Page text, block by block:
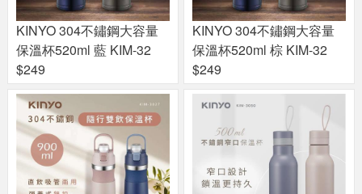
KINYO 304不鏽鋼大容量
保溫杯520ml 藍 KIM-32
$249
KINYO 304不鏽鋼大容量
保溫杯520ml 棕 KIM-32
$249